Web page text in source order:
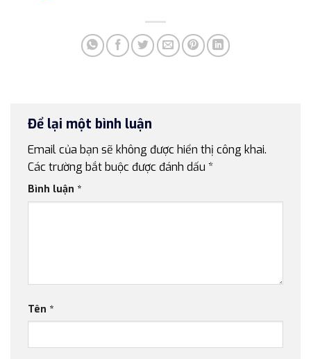
Để lại một bình luận
Email của bạn sẽ không được hiển thị công khai.
Các trường bắt buộc được đánh dấu *
Bình luận *
Tên *